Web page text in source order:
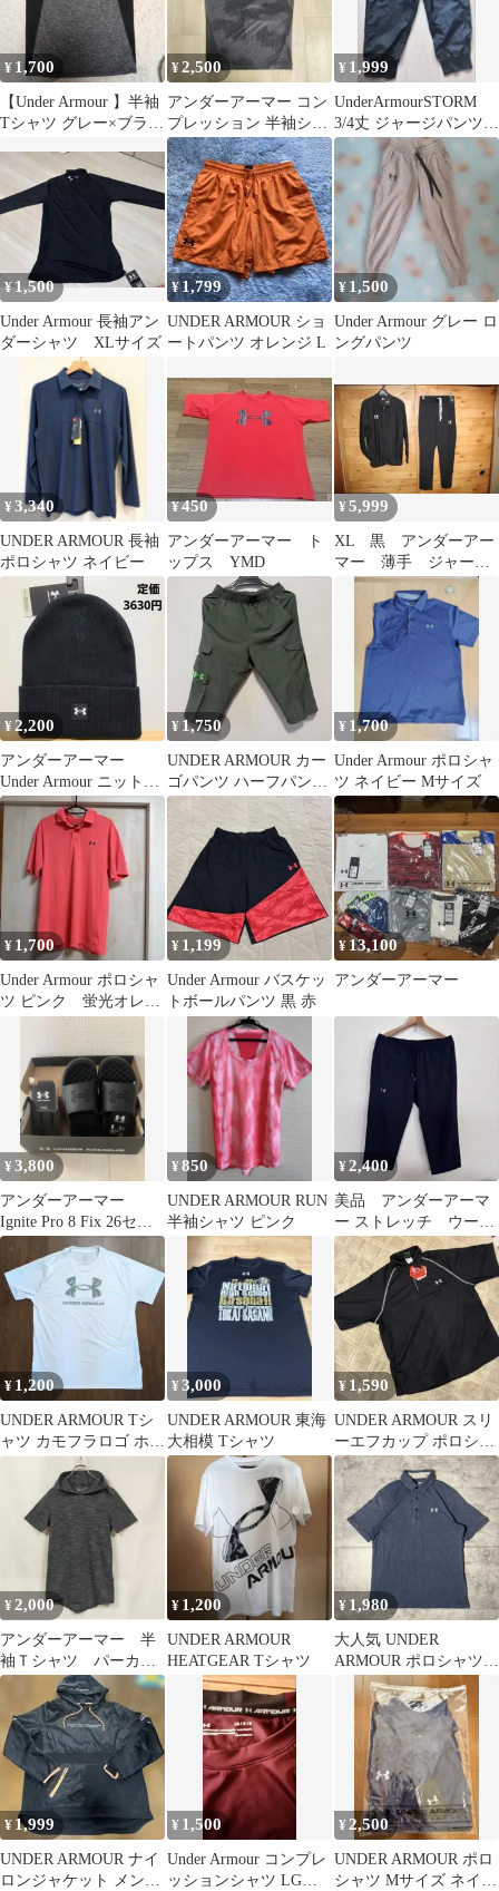
¥ 1,700
【Under Armour 】半袖
Tシャツ グレー×ブラッ
¥2,500
アンダーアーマー コン
プレッション 半袖シャ
ツ ヒートギア ジム ト
レーニング
¥ 1,999
UnderArmourSTORM
3/4丈 ジャージパンツブ
ラックレディースSM
¥1,500
Under Armour 長袖アン
ダーシャツ XLサイズ
¥1,799
UNDER ARMOUR ショ
ートパンツ オレンジ L
¥ 1,500
Under Armour グレー ロ
ングパンツ
¥3,340
UNDER ARMOUR 長袖
ポロシャツ ネイビー
¥450
アンダーアーマー ト
ップス YMD
¥5,999
XL 黒 アンダーアー
マー 薄手 ジャージ
上下セット スポーツ
トレーニングウエア
¥2,200
アンダーアーマー
Under Armour ニット帽
ビーニー ブラック 新品
¥ 1,750
UNDER ARMOUR カー
ゴパンツ ハーフパン
ツ SM
¥ 1,700
Under Armour ポロシャ
ツ ネイビー Mサイズ
¥ 1,700
Under Armour ポロシャ
ツ ピンク 蛍光オレン
¥ 1,199
Under Armour バスケッ
トボールパンツ 黒 赤
¥ 13,100
アンダーアーマー
¥3,800
アンダーアーマー
Ignite Pro 8 Fix 26セン
チ
¥850
UNDER ARMOUR RUN
半袖シャツ ピンク
¥2,400
美品 アンダーアーマ
ー ストレッチ ウーブ
ンカプリパンツ XL
¥ 1,200
UNDER ARMOUR Tシ
ャツ カモフラロゴ ホワ
¥3,000
UNDER ARMOUR 東海
大相模 Tシャツ
¥ 1,590
UNDER ARMOUR スリ
ーエフカップ ポロシャ
ツ SM
¥2,000
アンダーアーマー 半
袖Ｔシャツ パーカ
ー フード 無地 ブ
ラック
¥ 1,200
UNDER ARMOUR
HEATGEAR Tシャツ
¥ 1,980
大人気 UNDER
ARMOUR ポロシャツ
ネイビー Mサイズ
¥ 1,999
UNDER ARMOUR ナイ
ロンジャケット メンズ
¥ 1,500
Under Armour コンプレ
ッションシャツ LGサ
¥ 2,500
UNDER ARMOUR ポロ
シャツ Mサイズ ネイビ